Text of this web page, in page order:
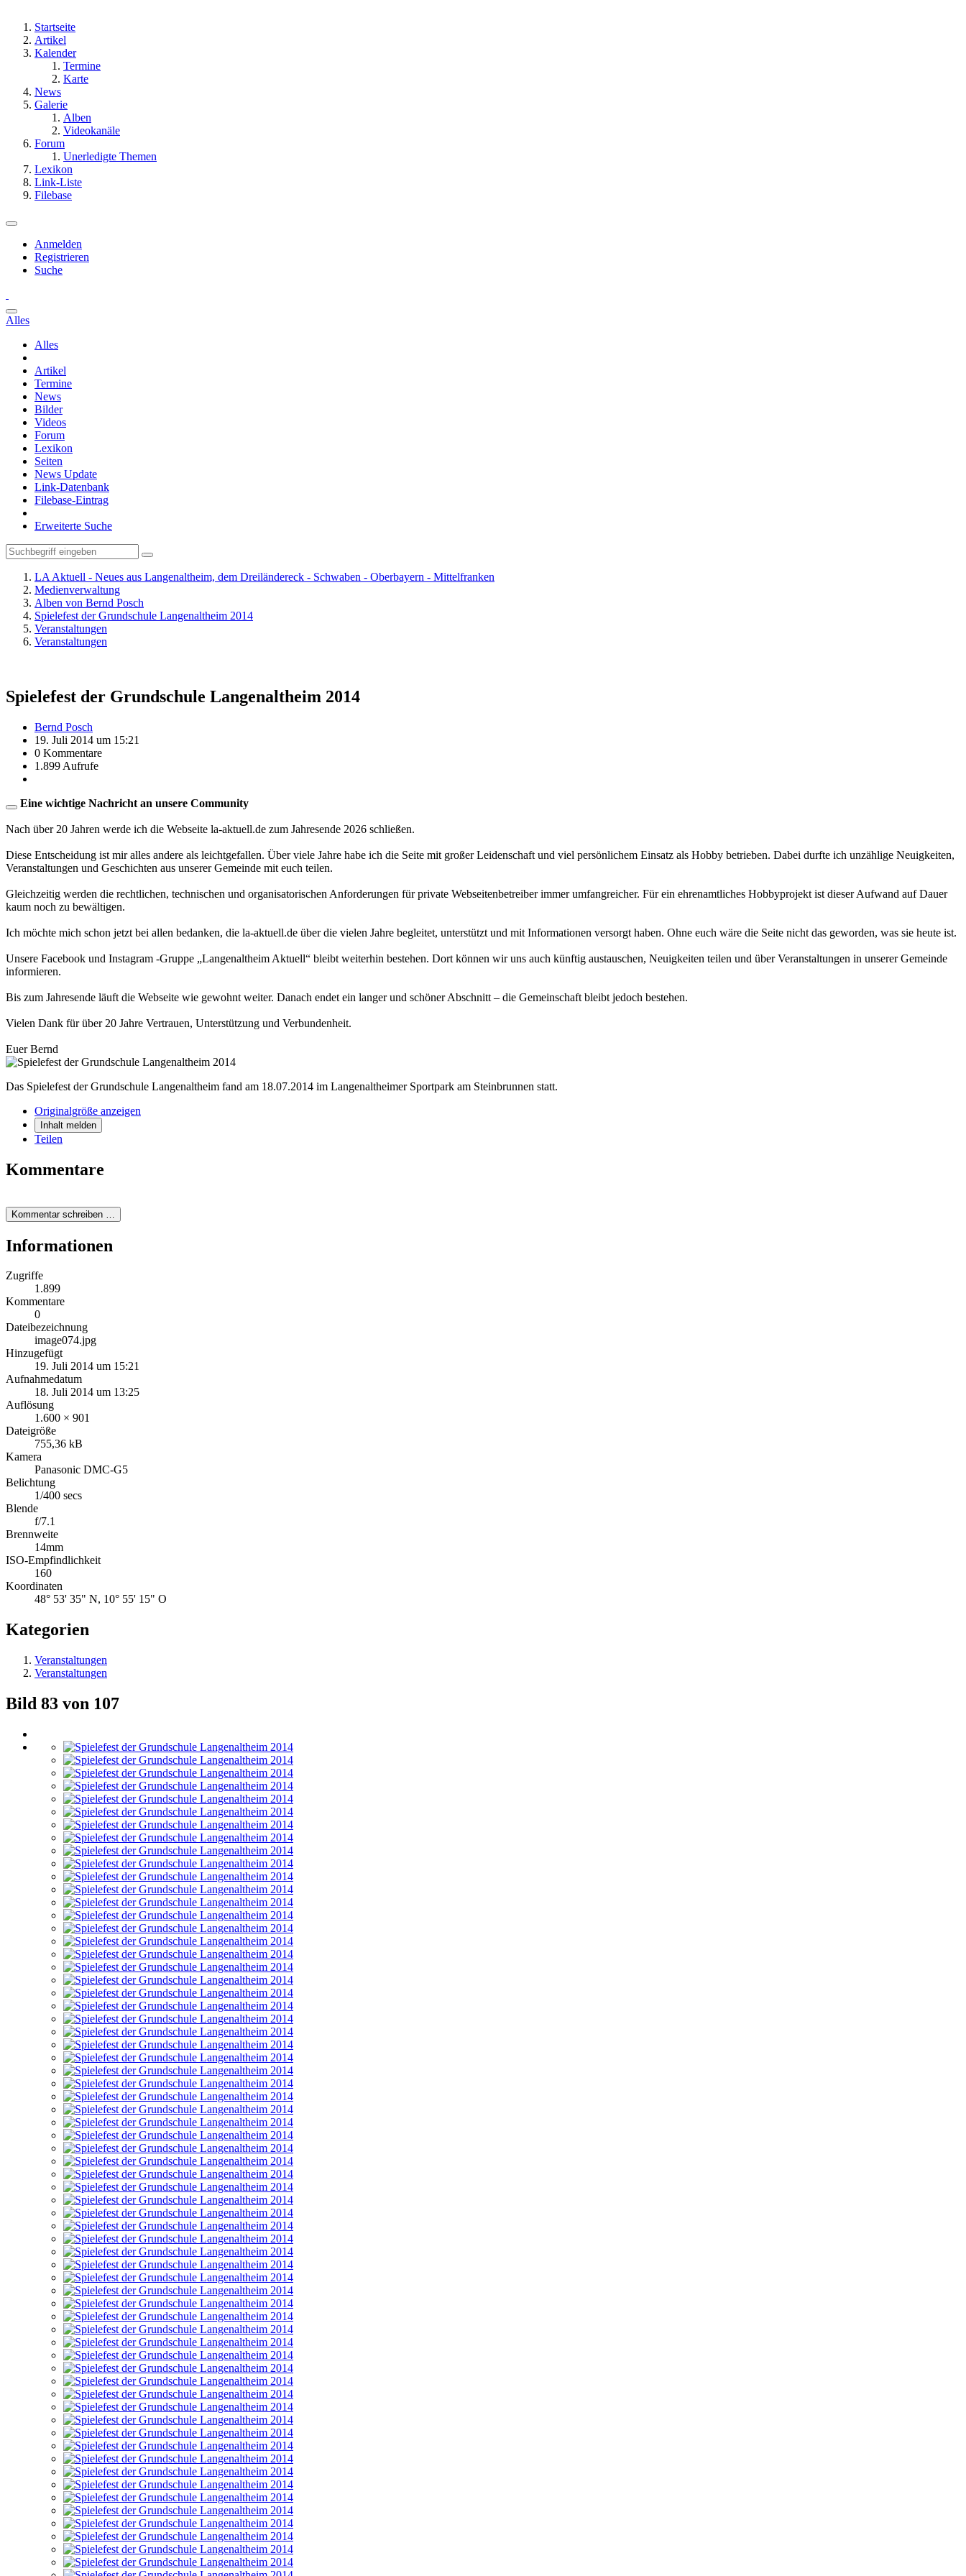
Startseite
Artikel
Kalender
Termine
Karte
News
Galerie
Alben
Videokanäle
Forum
Unerledigte Themen
Lexikon
Link-Liste
Filebase
Anmelden
Registrieren
Suche
Alles
Alles
Artikel
Termine
News
Bilder
Videos
Forum
Lexikon
Seiten
News Update
Link-Datenbank
Filebase-Eintrag
Erweiterte Suche
LA Aktuell - Neues aus Langenaltheim, dem Dreiländereck - Schwaben - Oberbayern - Mittelfranken
Medienverwaltung
Alben von Bernd Posch
Spielefest der Grundschule Langenaltheim 2014
Veranstaltungen
Veranstaltungen
Spielefest der Grundschule Langenaltheim 2014
Bernd Posch
19. Juli 2014 um 15:21
0 Kommentare
1.899 Aufrufe
Eine wichtige Nachricht an unsere Community
Nach über 20 Jahren werde ich die Webseite la-aktuell.de zum Jahresende 2026 schließen.
Diese Entscheidung ist mir alles andere als leichtgefallen. Über viele Jahre habe ich die Seite mit großer Leidenschaft und viel persönlichem Einsatz als Hobby betrieben. Dabei durfte ich unzählige Neuigkeiten,
Veranstaltungen und Geschichten aus unserer Gemeinde mit euch teilen.
Gleichzeitig werden die rechtlichen, technischen und organisatorischen Anforderungen für private Webseitenbetreiber immer umfangreicher. Für ein ehrenamtliches Hobbyprojekt ist dieser Aufwand auf Dauer
kaum noch zu bewältigen.
Ich möchte mich schon jetzt bei allen bedanken, die la-aktuell.de über die vielen Jahre begleitet, unterstützt und mit Informationen versorgt haben. Ohne euch wäre die Seite nicht das geworden, was sie heute ist.
Unsere Facebook und Instagram -Gruppe „Langenaltheim Aktuell“ bleibt weiterhin bestehen. Dort können wir uns auch künftig austauschen, Neuigkeiten teilen und über Veranstaltungen in unserer Gemeinde
informieren.
Bis zum Jahresende läuft die Webseite wie gewohnt weiter. Danach endet ein langer und schöner Abschnitt – die Gemeinschaft bleibt jedoch bestehen.
Vielen Dank für über 20 Jahre Vertrauen, Unterstützung und Verbundenheit.
Euer Bernd
Das Spielefest der Grundschule Langenaltheim fand am 18.07.2014 im Langenaltheimer Sportpark am Steinbrunnen statt.
Originalgröße anzeigen
Inhalt melden
Teilen
Kommentare
Kommentar schreiben …
Informationen
Zugriffe
1.899
Kommentare
0
Dateibezeichnung
image074.jpg
Hinzugefügt
19. Juli 2014 um 15:21
Aufnahmedatum
18. Juli 2014 um 13:25
Auflösung
1.600 × 901
Dateigröße
755,36 kB
Kamera
Panasonic DMC-G5
Belichtung
1/400 secs
Blende
f/7.1
Brennweite
14mm
ISO-Empfindlichkeit
160
Koordinaten
48° 53' 35" N, 10° 55' 15" O
Kategorien
Veranstaltungen
Veranstaltungen
Bild 83 von 107